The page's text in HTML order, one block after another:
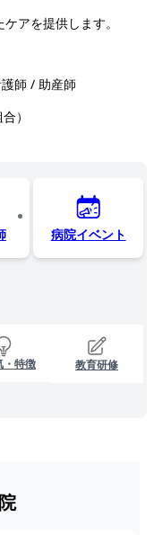
アを提供します。
師 / 助産師
）
病院イベント
・特徴 教育研修